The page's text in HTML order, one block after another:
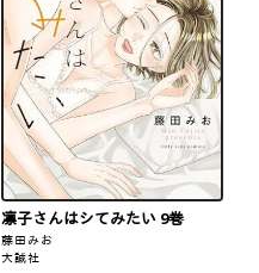
凛子さんはシてみたい 9巻
藤田みお
大誠社